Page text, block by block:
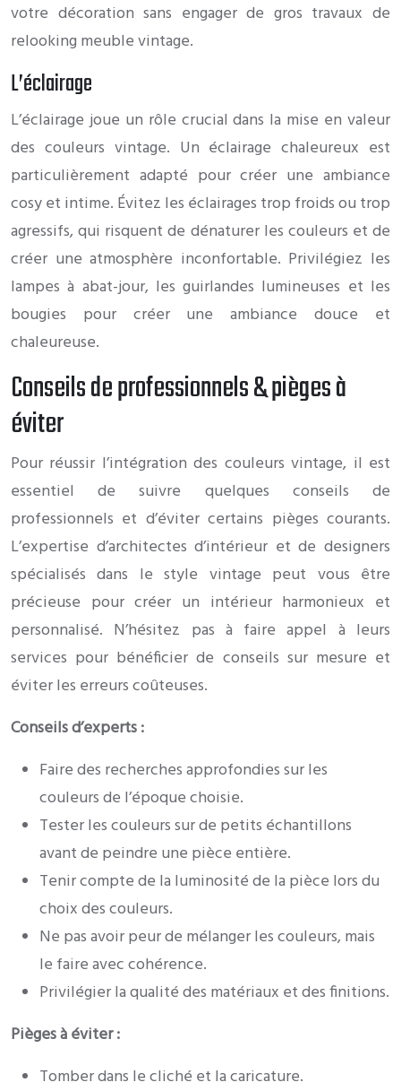
votre décoration sans engager de gros travaux de
relooking meuble vintage.
L’éclairage
L’éclairage joue un rôle crucial dans la mise en valeur
des couleurs vintage. Un éclairage chaleureux est
particulièrement adapté pour créer une ambiance
cosy et intime. Évitez les éclairages trop froids ou trop
agressifs, qui risquent de dénaturer les couleurs et de
créer une atmosphère inconfortable. Privilégiez les
lampes à abat-jour, les guirlandes lumineuses et les
bougies pour créer une ambiance douce et
chaleureuse.
Conseils de professionnels & pièges à
éviter
Pour réussir l’intégration des couleurs vintage, il est
essentiel de suivre quelques conseils de
professionnels et d’éviter certains pièges courants.
L’expertise d’architectes d’intérieur et de designers
spécialisés dans le style vintage peut vous être
précieuse pour créer un intérieur harmonieux et
personnalisé. N’hésitez pas à faire appel à leurs
services pour bénéficier de conseils sur mesure et
éviter les erreurs coûteuses.
Conseils d’experts :
Faire des recherches approfondies sur les
couleurs de l’époque choisie.
Tester les couleurs sur de petits échantillons
avant de peindre une pièce entière.
Tenir compte de la luminosité de la pièce lors du
choix des couleurs.
Ne pas avoir peur de mélanger les couleurs, mais
le faire avec cohérence.
Privilégier la qualité des matériaux et des finitions.
Pièges à éviter :
Tomber dans le cliché et la caricature.